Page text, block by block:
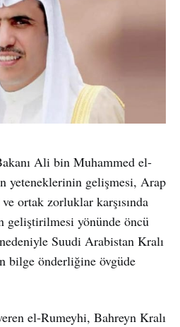
Ali bin Muhammed el-
yeteneklerinin gelişmesi, Arap
ortak zorluklar karşısında
geliştirilmesi yönünde öncü
Suudi Arabistan Kralı
bilge önderliğine övgüde
el-Rumeyhi, Bahreyn Kralı